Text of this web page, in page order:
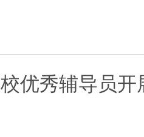
优秀辅导员